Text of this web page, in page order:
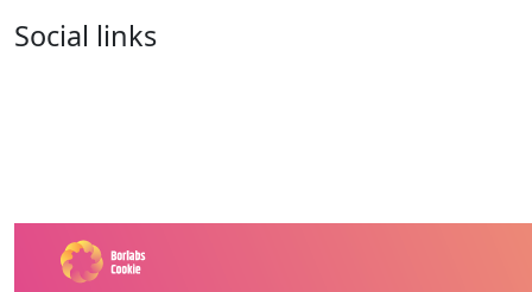
Social links